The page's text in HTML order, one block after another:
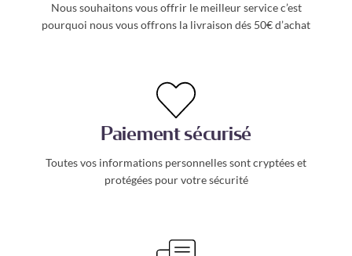
Nous souhaitons vous offrir le meilleur service c’est
pourquoi nous vous offrons la livraison dés 50€ d’achat
Paiement sécurisé
Toutes vos informations personnelles sont cryptées et
protégées pour votre sécurité